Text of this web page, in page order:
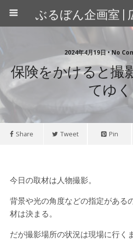
2024年4月19日 • No
保険をかけると撮
てゆく
Share Tweet Pin
今日の取材は人物撮影。
背景や光の角度などの指定がある
材は決まる。
だが撮影場所の状況は現場に行く